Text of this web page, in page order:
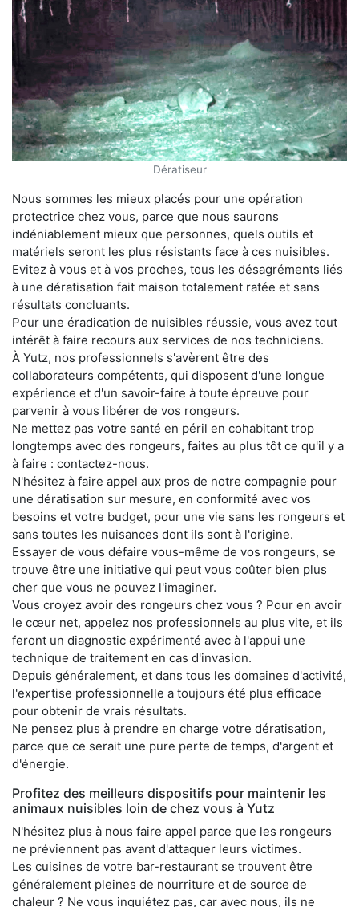
Dératiseur
Nous sommes les mieux placés pour une opération
protectrice chez vous, parce que nous saurons
indéniablement mieux que personnes, quels outils et
matériels seront les plus résistants face à ces nuisibles.
Evitez à vous et à vos proches, tous les désagréments liés
à une dératisation fait maison totalement ratée et sans
résultats concluants.
Pour une éradication de nuisibles réussie, vous avez tout
intérêt à faire recours aux services de nos techniciens.
À Yutz, nos professionnels s'avèrent être des
collaborateurs compétents, qui disposent d'une longue
expérience et d'un savoir-faire à toute épreuve pour
parvenir à vous libérer de vos rongeurs.
Ne mettez pas votre santé en péril en cohabitant trop
longtemps avec des rongeurs, faites au plus tôt ce qu'il y a
à faire : contactez-nous.
N'hésitez à faire appel aux pros de notre compagnie pour
une dératisation sur mesure, en conformité avec vos
besoins et votre budget, pour une vie sans les rongeurs et
sans toutes les nuisances dont ils sont à l'origine.
Essayer de vous défaire vous-même de vos rongeurs, se
trouve être une initiative qui peut vous coûter bien plus
cher que vous ne pouvez l'imaginer.
Vous croyez avoir des rongeurs chez vous ? Pour en avoir
le cœur net, appelez nos professionnels au plus vite, et ils
feront un diagnostic expérimenté avec à l'appui une
technique de traitement en cas d'invasion.
Depuis généralement, et dans tous les domaines d'activité,
l'expertise professionnelle a toujours été plus efficace
pour obtenir de vrais résultats.
Ne pensez plus à prendre en charge votre dératisation,
parce que ce serait une pure perte de temps, d'argent et
d'énergie.
Profitez des meilleurs dispositifs pour maintenir les
animaux nuisibles loin de chez vous à Yutz
N'hésitez plus à nous faire appel parce que les rongeurs
ne préviennent pas avant d'attaquer leurs victimes.
Les cuisines de votre bar-restaurant se trouvent être
généralement pleines de nourriture et de source de
chaleur ? Ne vous inquiétez pas, car avec nous, ils ne